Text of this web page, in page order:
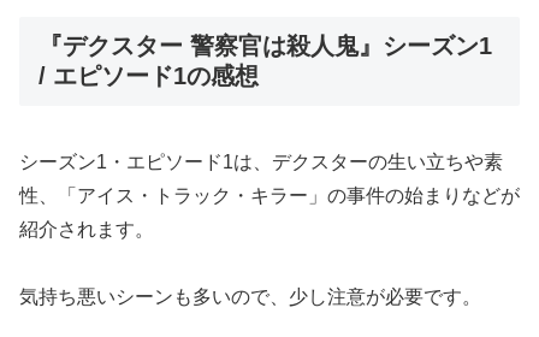
『デクスター 警察官は殺人鬼』シーズン1
/ エピソード1の感想
シーズン1・エピソード1は、デクスターの生い立ちや素
性、「アイス・トラック・キラー」の事件の始まりなどが
紹介されます。
気持ち悪いシーンも多いので、少し注意が必要です。